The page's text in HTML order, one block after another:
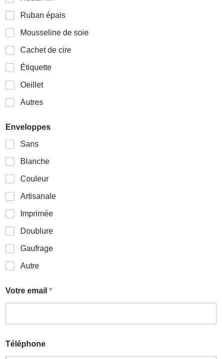
p
r
o
j
e
Ruban épais
Mousseline de soie
Cachet de cire
Étiquette
Oeillet
Autres
Enveloppes
Sans
Blanche
Couleur
Artisanale
Imprimée
Doublure
Gaufrage
Autre
Votre email *
Téléphone